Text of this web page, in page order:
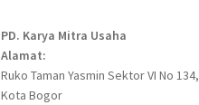
PD. Karya Mitra Usaha
Alamat:
Ruko Taman Yasmin Sektor VI No 134,
Kota Bogor